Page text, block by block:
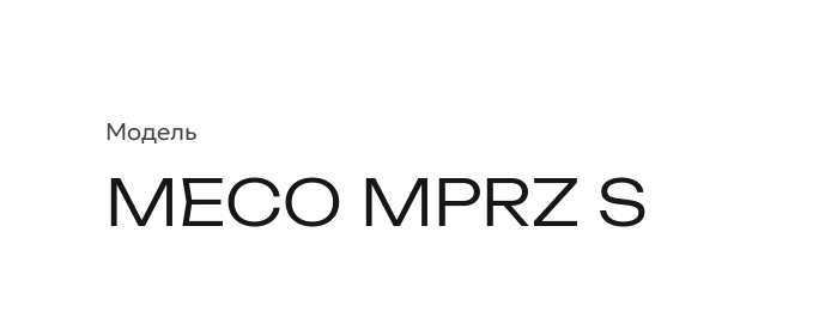
Модель
MECO MPRZ S